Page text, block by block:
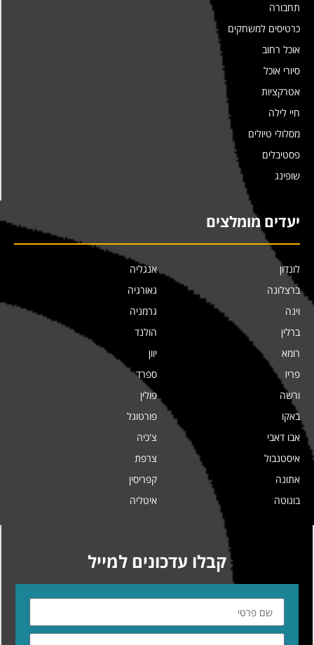
תחבורה
כרטיסים למשחקים
אוכל רחוב
סיורי אוכל
אטרקציות
חיי לילה
מסלולי טיולים
פסטיבלים
שופינג
יעדים מומלצים
לונדון
ברצלונה
וינה
ברלין
רומא
פריז
ורשה
באקו
אבו דאבי
איסטנבול
אתונה
בוגוטה
אנגליה
גאורגיה
גרמניה
הולנד
יוון
ספרד
פולין
פורטוגל
צ'כיה
צרפת
קפריסין
איטליה
קבלו עדכונים למייל